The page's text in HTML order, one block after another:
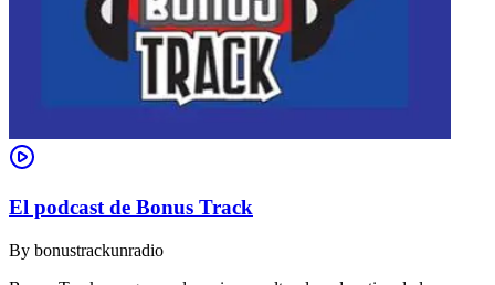
El podcast de Bonus Track
By bonustrackunradio